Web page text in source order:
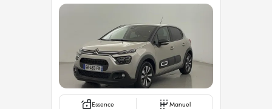
Essence Manuel